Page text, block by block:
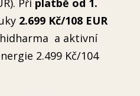
Při platbě od 1.
2.699 Kč/108 EUR
a aktivní
2.499 Kč/104